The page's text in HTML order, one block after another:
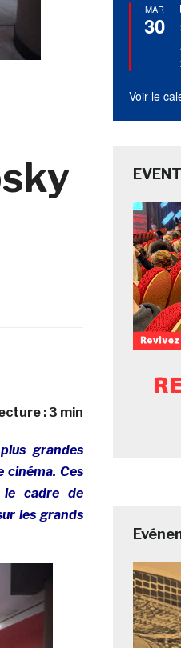
: 3 min
grandes
Ces
le cadre de
les grands
MAR
30
Voir le